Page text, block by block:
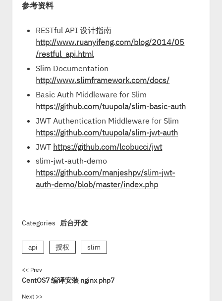
参考资料
RESTful API 设计指南
http://www.ruanyifeng.com/blog/2014/05
/restful_api.html
Slim Documentation
http://www.slimframework.com/docs/
Basic Auth Middleware for Slim
https://github.com/tuupola/slim-basic-auth
JWT Authentication Middleware for Slim
https://github.com/tuupola/slim-jwt-auth
JWT https://github.com/lcobucci/jwt
slim-jwt-auth-demo
https://github.com/manjeshpv/slim-jwt-
auth-demo/blob/master/index.php
Categories 后台开发
api 授权 slim
<< Prev
CentOS7 编译安装 nginx php7
Next >>